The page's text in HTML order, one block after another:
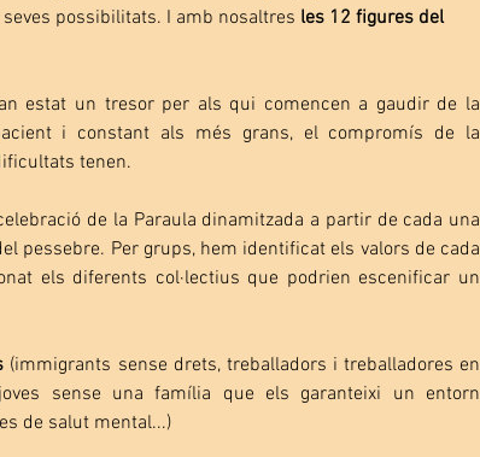
possibilitats. I amb nosaltres les 12 figures del
estat un tresor per als qui comencen a gaudir de la
i constant als més grans, el compromís de la
tenen.
de la Paraula dinamitzada a partir de cada una
pessebre. Per grups, hem identificat els valors de cada
els diferents col·lectius que podrien escenificar un
(immigrants sense drets, treballadors i treballadores en
sense una família que els garanteixi un entorn
de salut mental...)